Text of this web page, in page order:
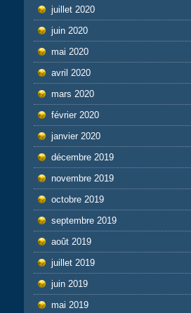
juillet 2020
juin 2020
mai 2020
avril 2020
mars 2020
février 2020
janvier 2020
décembre 2019
novembre 2019
octobre 2019
septembre 2019
août 2019
juillet 2019
juin 2019
mai 2019